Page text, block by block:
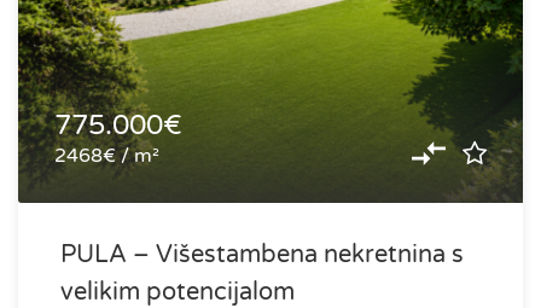
775.000€
2468€ / m²
PULA – Višestambena nekretnina s
velikim potencijalom